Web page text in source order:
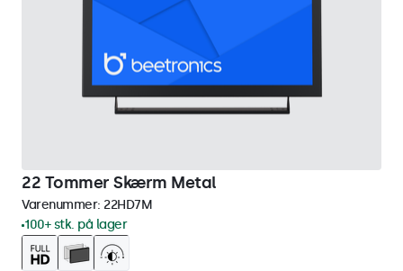
22 Tommer Skærm Metal
Varenummer: 22HD7M
100+ stk. på lager